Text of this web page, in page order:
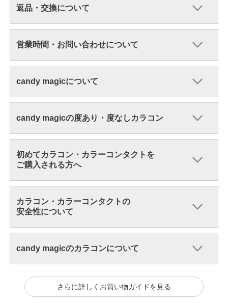
返品・交換について
営業時間・お問い合わせについて
candy magicについて
candy magicの度あり・度なしカラコン
初めてカラコン・カラーコンタクトを
ご購入される方へ
カラコン・カラーコンタクトの
安全性について
candy magicのカラコンについて
さらに詳しくお買い物ガイドを見る